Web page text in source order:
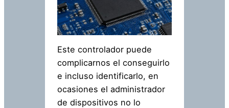
Este controlador puede
complicarnos el conseguirlo
e incluso identificarlo, en
ocasiones el administrador
de dispositivos no lo